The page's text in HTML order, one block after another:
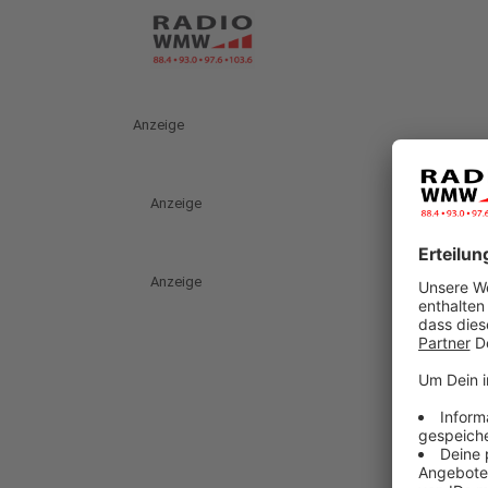
Anzeige
Anzeige
Anzeige